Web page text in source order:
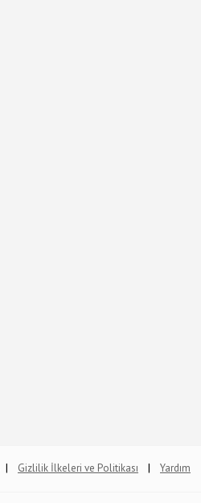
| Gizlilik İlkeleri ve Politikası | Yardım